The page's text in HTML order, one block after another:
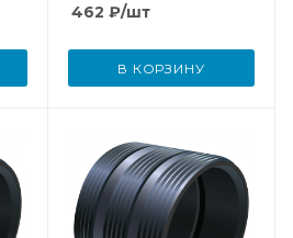
462 ₽/шт
В КОРЗИНУ